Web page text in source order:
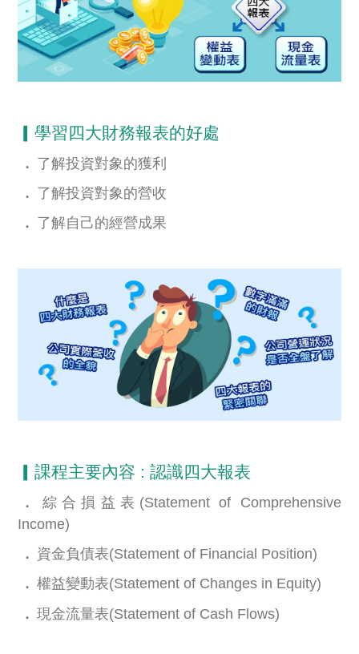
▎學習四大財務報表的好處
． 了解投資對象的獲利
． 了解投資對象的營收
． 了解自己的經營成果
▎課程主要內容 : 認識四大報表
． 綜合損益表 (Statement of Comprehensive
Income)
． 資金負債表(Statement of Financial Position)
．權益變動表(Statement of Changes in Equity)
．現金流量表(Statement of Cash Flows)